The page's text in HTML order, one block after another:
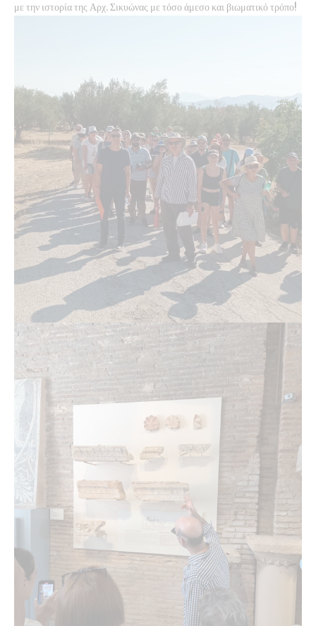
με την ιστορία της Αρχ. Σικυώνας με τόσο άμεσο και βιωματικό τρόπο!